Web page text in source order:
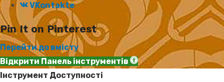
VKontakte
Pin It on Pinterest
Перейти до вмісту
Відкрити Панель інструментів
Інструмент Доступності